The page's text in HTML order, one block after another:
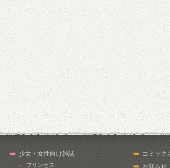
少女・女性向け雑誌
プリンセス
コミック
お知らせ